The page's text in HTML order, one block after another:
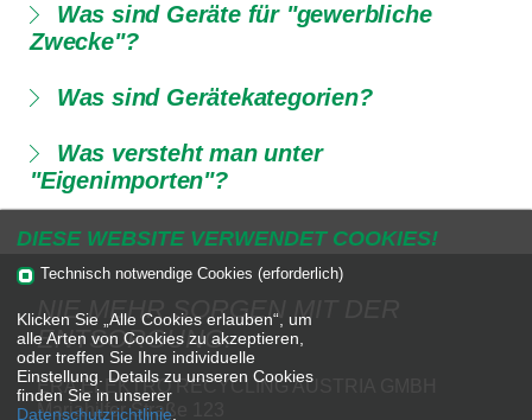
Was sind Geräte für "gewerbliche
Zwecke"?
Was sind Gerätekategorien?
Was versteht man unter
"Eigenimporten"?
DIESE WEBSITE VERWENDET COOKIES!
Technisch notwendige Cookies (erforderlich)
Klicken Sie „Alle Cookies erlauben“, um
alle Arten von Cookies zu akzeptieren,
oder treffen Sie Ihre individuelle
Einstellung. Details zu unseren Cookies
finden Sie in unserer
Datenschutzrichtlinie
NIE MEHR SORGEN MIT DER
ENTSORGUNG.
ERA ELEKTRO RECYCLING AUSTRIA GMBH
Mariahilfer Straße 123